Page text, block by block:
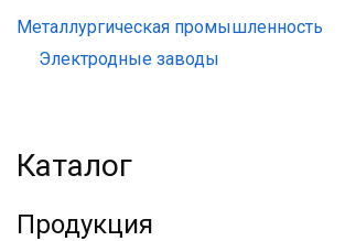
Металлургическая промышленность
Электродные заводы
Каталог
Продукция